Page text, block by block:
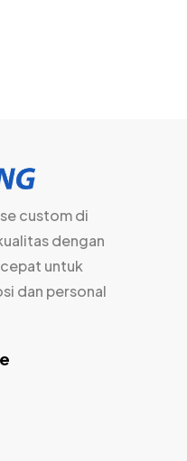
custom di
dengan
untuk
dan personal